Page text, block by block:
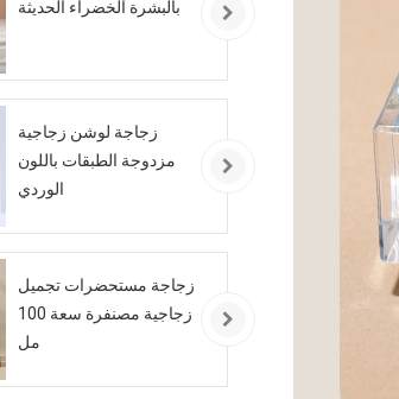
بالبشرة الخضراء الحديثة
زجاجة لوشن زجاجية
مزدوجة الطبقات باللون
الوردي
زجاجة مستحضرات تجميل
زجاجية مصنفرة سعة 100
مل